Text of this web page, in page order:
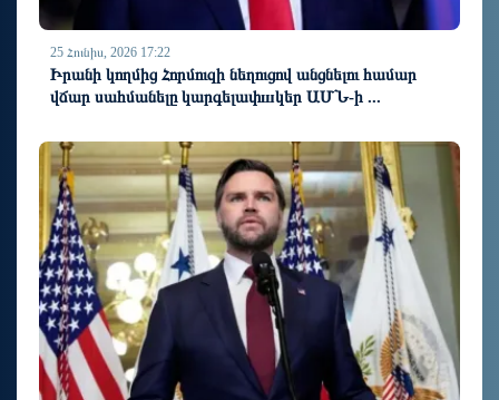
25 Հունիս, 2026 17:22
Իրանի կողմից Հորմուզի նեղուցով անցնելու համար
վճար սահմանելը կարգելափшկեր ԱՄՆ-ի ...